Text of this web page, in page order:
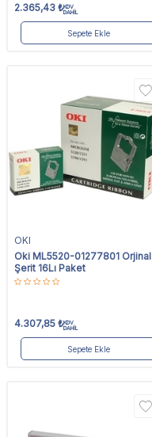
2.365,43 ₺KDV
DAHİL
Sepete Ekle
OKI
Oki ML5520-01277801 Orjinal
Şerit 16Lı Paket
4.307,85 ₺KDV
DAHİL
Sepete Ekle